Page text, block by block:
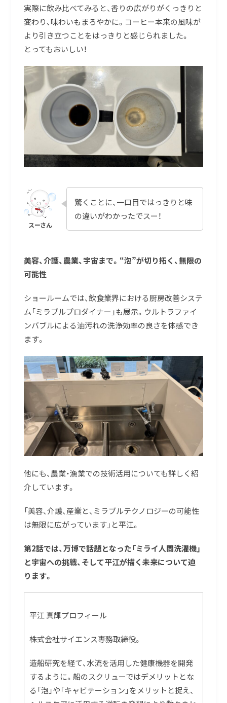
実際に飲み比べてみると、香りの広がりがくっきりと
変わり、味わいもまろやかに。コーヒー本来の風味が
より引き立つことをはっきりと感じられました。
とってもおいしい！
驚くことに、一口目ではっきりと味
の違いがわかったでスー！
美容、介護、農業、宇宙まで。“泡”が切り拓く、無限の
可能性
ショールームでは、飲食業界における厨房改善システ
ム「ミラブルプロダイナー」も展示。ウルトラファイ
ンバブルによる油汚れの洗浄効率の良さを体感でき
ます。
他にも、農業・漁業での技術活用についても詳しく紹
介しています。
「美容、介護、産業と、ミラブルテクノロジーの可能性
は無限に広がっています」と平江。
第2話では、万博で話題となった「ミライ人間洗濯機」
と宇宙への挑戦、そして平江が描く未来について迫
ります。
平江 真輝プロフィール
株式会社サイエンス専務取締役。
造船研究を経て、水流を活用した健康機器を開発
するように。船のスクリューではデメリットとな
る「泡」や「キャビテーション」をメリットと捉え、